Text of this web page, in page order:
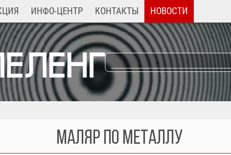
ИНФО-ЦЕНТР КОНТАКТЫ НОВОСТИ
МАЛЯР ПО МЕТАЛЛУ